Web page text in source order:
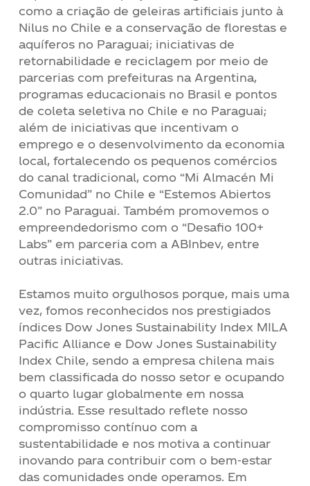
como a criação de geleiras artificiais junto à
Nilus no Chile e a conservação de florestas e
aquíferos no Paraguai; iniciativas de
retornabilidade e reciclagem por meio de
parcerias com prefeituras na Argentina,
programas educacionais no Brasil e pontos
de coleta seletiva no Chile e no Paraguai;
além de iniciativas que incentivam o
emprego e o desenvolvimento da economia
local, fortalecendo os pequenos comércios
do canal tradicional, como “Mi Almacén Mi
Comunidad” no Chile e “Estemos Abiertos
2.0” no Paraguai. Também promovemos o
empreendedorismo com o “Desafio 100+
Labs” em parceria com a ABInbev, entre
outras iniciativas.
Estamos muito orgulhosos porque, mais uma
vez, fomos reconhecidos nos prestigiados
índices Dow Jones Sustainability Index MILA
Pacific Alliance e Dow Jones Sustainability
Index Chile, sendo a empresa chilena mais
bem classificada do nosso setor e ocupando
o quarto lugar globalmente em nossa
indústria. Esse resultado reflete nosso
compromisso contínuo com a
sustentabilidade e nos motiva a continuar
inovando para contribuir com o bem-estar
das comunidades onde operamos. Em